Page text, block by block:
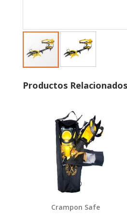
to
the
Productos Relacionados
Crampon Safe